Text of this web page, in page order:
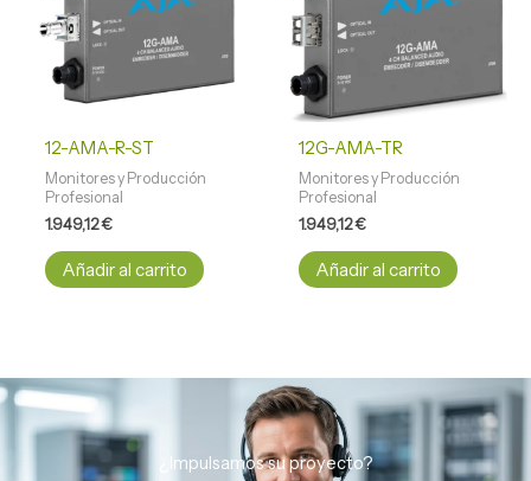
12-AMA-R-ST
Monitores y Producción
Profesional
1.949,12€
Añadir al carrito
12G-AMA-TR
Monitores y Producción
Profesional
1.949,12€
Añadir al carrito
¿Impulsamos su proyecto?